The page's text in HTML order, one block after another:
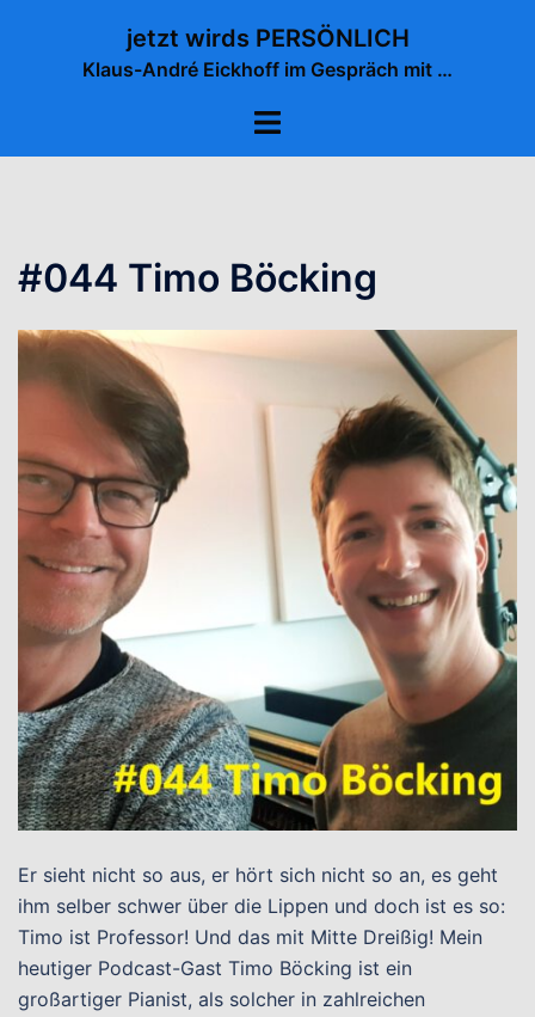
jetzt wirds PERSÖNLICH
Klaus-André Eickhoff im Gespräch mit …
Menü
#044 Timo Böcking
Er sieht nicht so aus, er hört sich nicht so an, es geht
ihm selber schwer über die Lippen und doch ist es so:
Timo ist Professor! Und das mit Mitte Dreißig! Mein
heutiger Podcast-Gast Timo Böcking ist ein
großartiger Pianist, als solcher in zahlreichen